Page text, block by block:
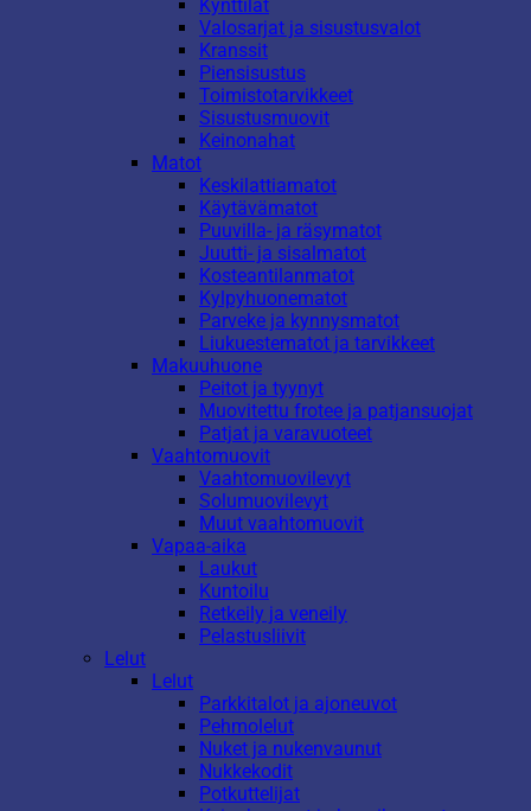
Kynttilät
Valosarjat ja sisustusvalot
Kranssit
Piensisustus
Toimistotarvikkeet
Sisustusmuovit
Keinonahat
Matot
Keskilattiamatot
Käytävämatot
Puuvilla- ja räsymatot
Juutti- ja sisalmatot
Kosteantilanmatot
Kylpyhuonematot
Parveke ja kynnysmatot
Liukuestematot ja tarvikkeet
Makuuhuone
Peitot ja tyynyt
Muovitettu frotee ja patjansuojat
Patjat ja varavuoteet
Vaahtomuovit
Vaahtomuovilevyt
Solumuovilevyt
Muut vaahtomuovit
Vapaa-aika
Laukut
Kuntoilu
Retkeily ja veneily
Pelastusliivit
Lelut
Lelut
Parkkitalot ja ajoneuvot
Pehmolelut
Nuket ja nukenvaunut
Nukkekodit
Potkuttelijat